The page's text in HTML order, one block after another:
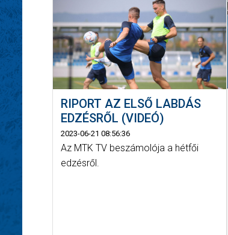
RIPORT AZ ELSŐ LABDÁS
EDZÉSRŐL (VIDEÓ)
2023-06-21 08:56:36
Az MTK TV beszámolója a hétfői
edzésről.